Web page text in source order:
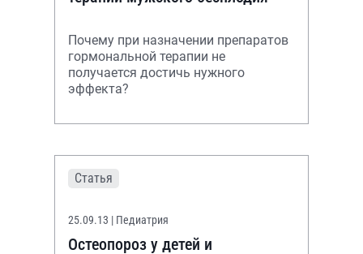
Почему при назначении препаратов
гормональной терапии не
получается достичь нужного
эффекта?
Статья
25.09.13 | Педиатрия
Остеопороз у детей и